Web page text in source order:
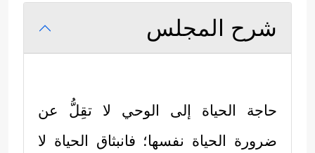
شرح المجلس
حاجة الحياة إلى الوحي لا تقِلُّ عن
ضرورة الحياة نفسها؛ فانبثاق الحياة لا